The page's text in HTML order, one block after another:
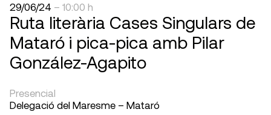
29/06/24 – 10:00 h
Ruta Iiterària Cases Singulars de
Mataró i pica-pica amb Pilar
González-Agapito
Presencial
Delegació del Maresme – Mataró